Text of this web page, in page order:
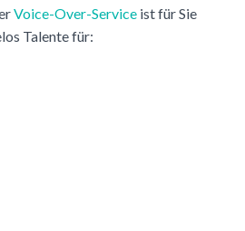
Voice-Over-Serviceist für Sie
Talente für: